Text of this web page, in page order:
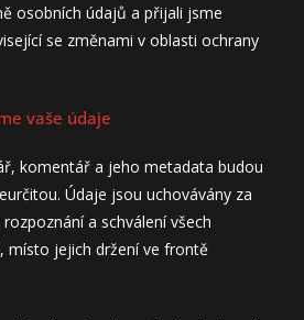
osobních údajů a přijali jsme
se změnami v oblasti ochrany
vaše údaje
komentář a jeho metadata budou
Údaje jsou uchovávány za
a schválení všech
místo jejich držení ve frontě